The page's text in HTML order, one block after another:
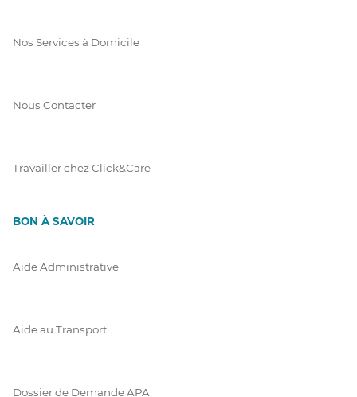
Nos Services à Domicile
Nous Contacter
Travailler chez Click&Care
BON À SAVOIR
Aide Administrative
Aide au Transport
Dossier de Demande APA